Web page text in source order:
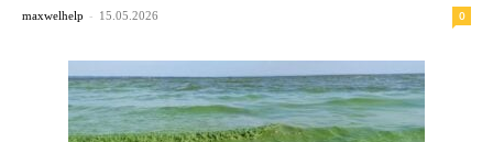
maxwelhelp - 15.05.2026 0